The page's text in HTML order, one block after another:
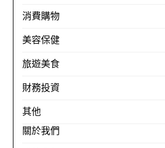
消費購物
美容保健
旅遊美食
財務投資
其他
關於我們